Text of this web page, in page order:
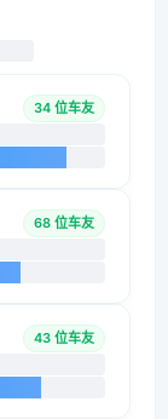
34 位车友
68 位车友
43 位车友